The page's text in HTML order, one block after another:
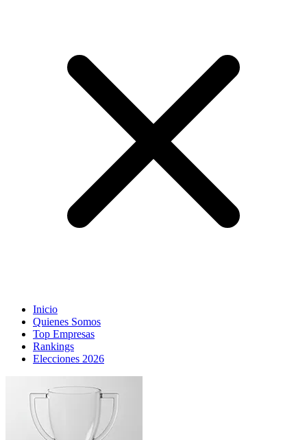
Inicio
Quienes Somos
Top Empresas
Rankings
Elecciones 2026